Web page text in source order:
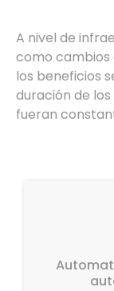
A nivel de
como cambios
los beneficios
duración de
fueran